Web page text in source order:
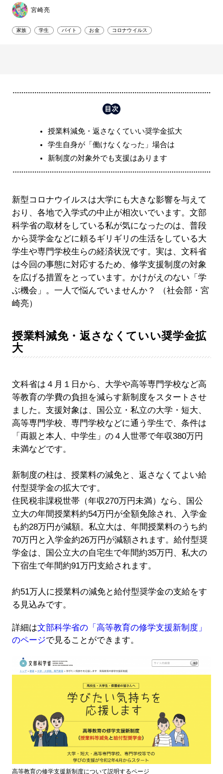
宮崎亮
家族 学生 バイト お金 コロナウイルス
授業料減免・返さなくていい奨学金拡大
学生自身が「働けなくなった」場合は
新制度の対象外でも支援はあります
新型コロナウイルスは大学にも大きな影響を与えて
おり、各地で入学式の中止が相次いでいます。文部
科学省の取材をしている私が気になったのは、普段
から奨学金などに頼るギリギリの生活をしている大
学生や専門学校生らの経済状況です。実は、文科省
は今回の事態に対応するため、修学支援制度の対象
を広げる措置をとっています。かけがえのない「学
ぶ機会」。一人で悩んでいませんか？ （社会部・宮
崎亮）
授業料減免・返さなくていい奨学金拡
大
文科省は４月１日から、大学や高等専門学校など高
等教育の学費の負担を減らす新制度をスタートさせ
ました。支援対象は、国公立・私立の大学・短大、
高等専門学校、専門学校などに通う学生で、条件は
「両親と本人、中学生」の４人世帯で年収380万円
未満などです。
新制度の柱は、授業料の減免と、返さなくてよい給
付型奨学金の拡大です。
住民税非課税世帯（年収270万円未満）なら、国公
立大の年間授業料約54万円が全額免除され、入学金
も約28万円が減額。私立大は、年間授業料のうち約
70万円と入学金約26万円が減額されます。給付型奨
学金は、国公立大の自宅生で年間約35万円、私大の
下宿生で年間約91万円支給されます。
約51万人に授業料の減免と給付型奨学金の支給をす
る見込みです。
詳細は文部科学省の「高等教育の修学支援新制度」
のページで見ることができます。
高等教育の修学支援新制度について説明するページ